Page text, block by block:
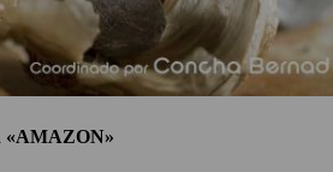
«AMAZON»